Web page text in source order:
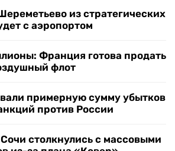
из стратегических
с аэропортом
Франция готова продать
флот
примерную сумму убытков
против России
столкнулись с массовыми